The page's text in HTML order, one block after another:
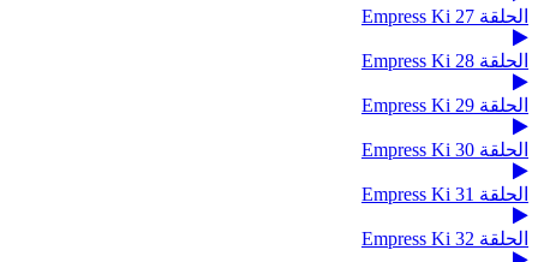
الحلقة 27 Empress Ki
الحلقة 28 Empress Ki
الحلقة 29 Empress Ki
الحلقة 30 Empress Ki
الحلقة 31 Empress Ki
الحلقة 32 Empress Ki